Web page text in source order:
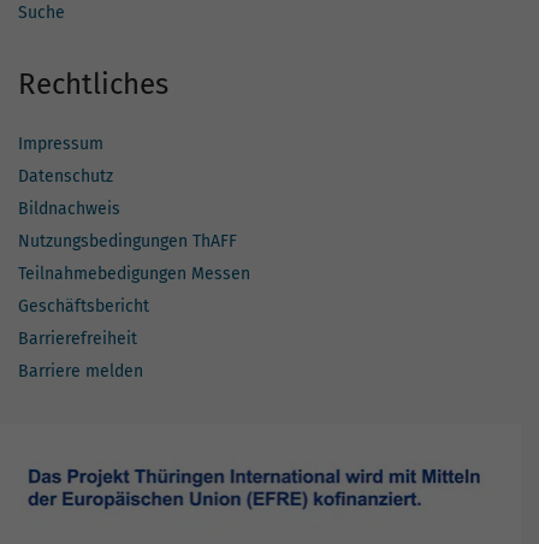
Suche
Rechtliches
Impressum
Datenschutz
Bildnachweis
Nutzungsbedingungen ThAFF
Teilnahmebedigungen Messen
Geschäftsbericht
Barrierefreiheit
Barriere melden